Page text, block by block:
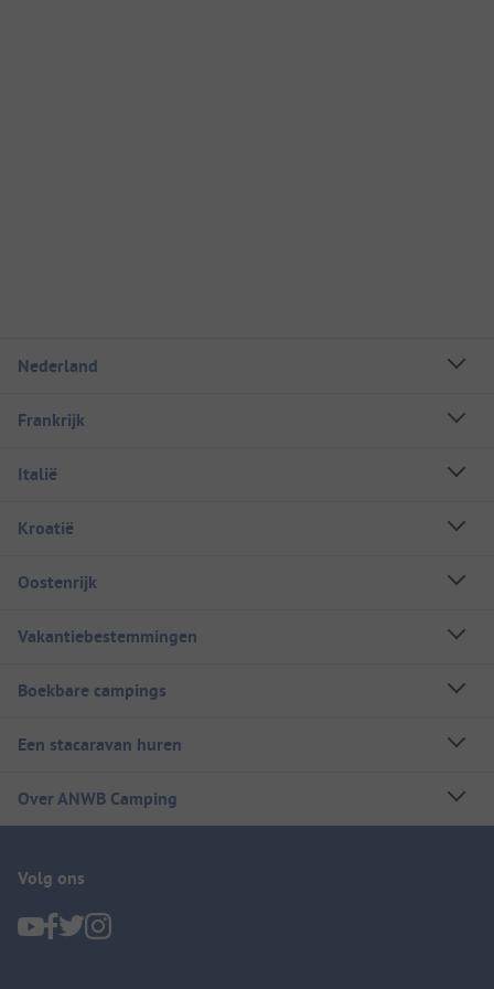
Nederland
Frankrijk
Italië
Kroatië
Oostenrijk
Vakantiebestemmingen
Boekbare campings
Een stacaravan huren
Over ANWB Camping
Volg ons